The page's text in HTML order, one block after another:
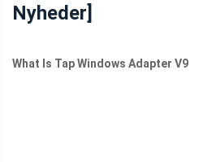
Nyheder]
What Is Tap Windows Adapter V9